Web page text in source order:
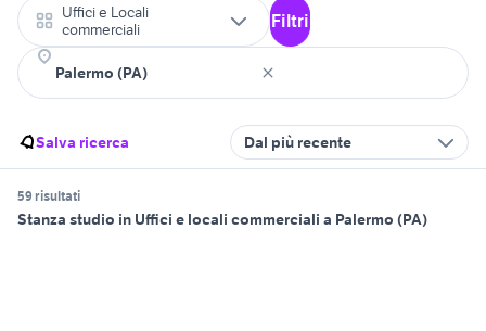
Uffici e Locali
commerciali
Filtri
Salva ricerca Dal più recente
59 risultati
Stanza studio in Uffici e locali commerciali a Palermo (PA)